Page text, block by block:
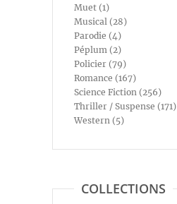
Muet (1)
Musical (28)
Parodie (4)
Péplum (2)
Policier (79)
Romance (167)
Science Fiction (256)
Thriller / Suspense (171)
Western (5)
COLLECTIONS